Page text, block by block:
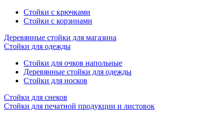
Стойки с крючками
Стойки с корзинами
Деревянные стойки для магазина
Стойки для одежды
Стойки для очков напольные
Деревянные стойки для одежды
Стойки для носков
Стойки для снеков
Стойки для печатной продукции и листовок